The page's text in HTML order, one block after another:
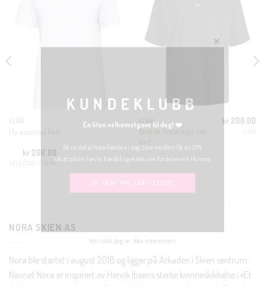
KLÆR
My essential hvit
kr200.00
SELECTED FEMME
KLÆR
Andrea loose logo tee
kr 200.00
NORA SKIEN AS
Nora ble startet i august 2018 og ligger på Arkaden i Skien sentrum.
Navnet Nora er inspirert av Henrik Ibsens sterke kvinneskikkelse i «Et
CLOSE
KUNDEKLUBB
En liten velkomstgave til deg! ❤️
Bli en del av Nora-familien i dag. Som medlem får du 10%
rabatt på din første handel og eksklusive fordeler rett i lomma.
JA, HENT MIN RABATTKODE!
Nei takk, Jeg er ikke interessert